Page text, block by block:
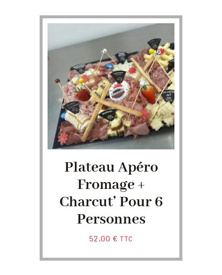
Plateau Apéro
Fromage +
Charcut’ Pour 6
Personnes
52,00 € TTC